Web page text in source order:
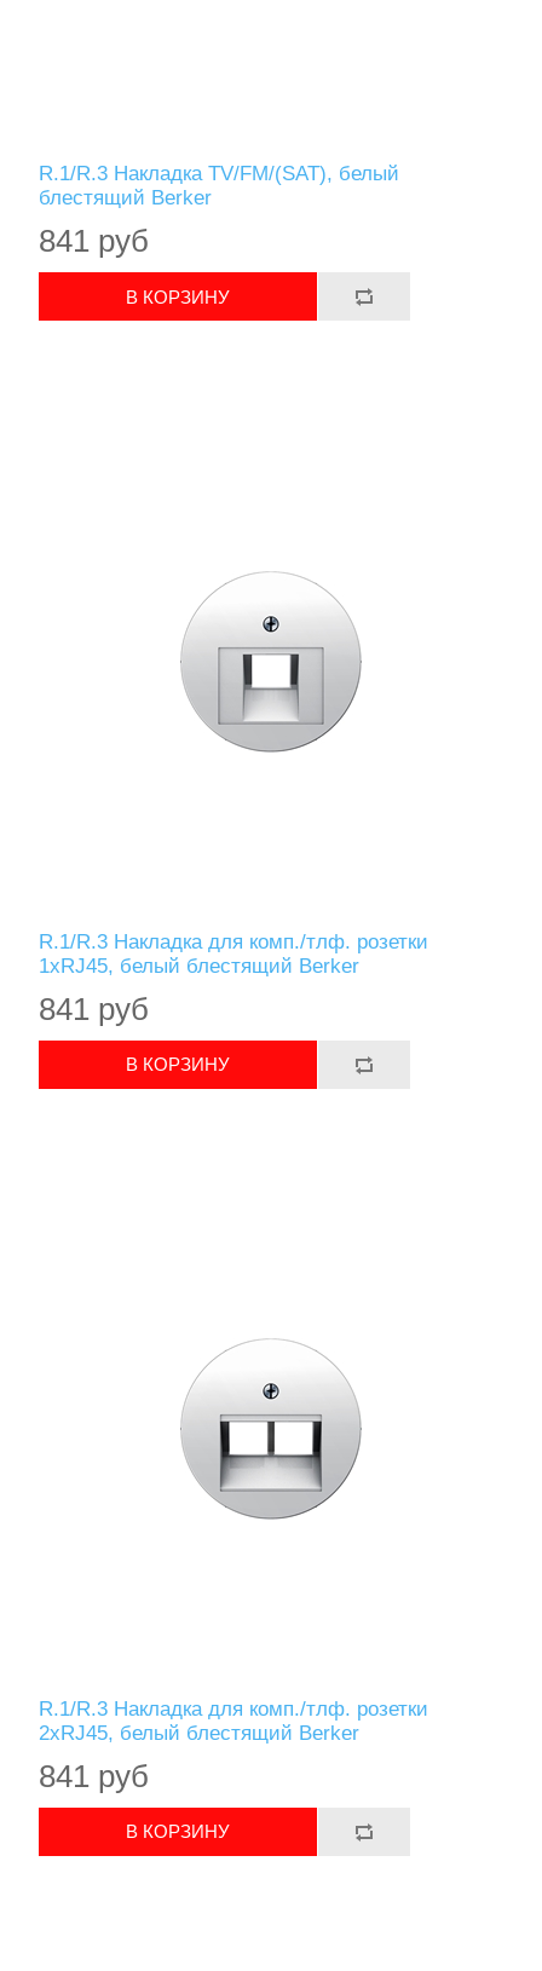
R.1/R.3 Накладка TV/FM/(SAT), белый
блестящий Berker
841 руб
R.1/R.3 Накладка для комп./тлф. розетки
1хRJ45, белый блестящий Berker
841 руб
R.1/R.3 Накладка для комп./тлф. розетки
2хRJ45, белый блестящий Berker
841 руб